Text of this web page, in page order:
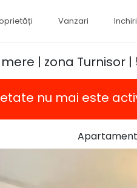
Vanzari
| zona Turnisor |
nu mai este